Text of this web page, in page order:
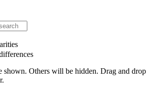
shown. Others will be hidden. Drag and drop